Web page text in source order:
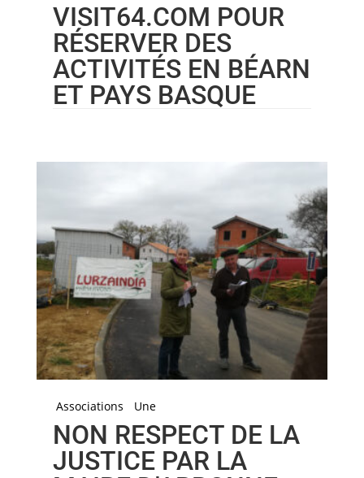
VISIT64.COM POUR
RÉSERVER DES
ACTIVITÉS EN BÉARN
ET PAYS BASQUE
Associations Une
NON RESPECT DE LA
JUSTICE PAR LA